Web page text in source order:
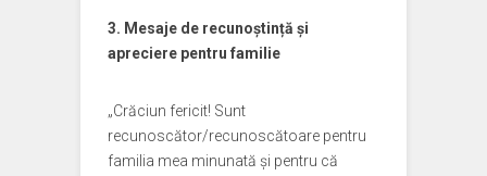
3. Mesaje de recunoștință și
apreciere pentru familie
„Crăciun fericit! Sunt
recunoscător/recunoscătoare pentru
familia mea minunată și pentru că